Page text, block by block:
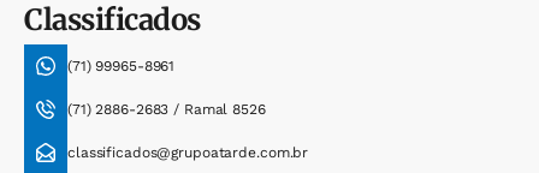
Classificados
(71) 99965-8961
(71) 2886-2683 / Ramal 8526
classificados@grupoatarde.com.br